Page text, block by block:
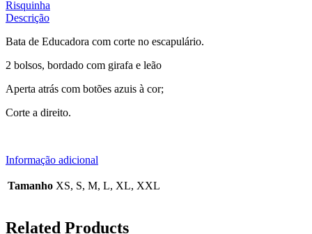
Risquinha
Descrição
Bata de Educadora com corte no escapulário.
2 bolsos, bordado com girafa e leão
Aperta atrás com botões azuis à cor;
Corte a direito.
Informação adicional
Tamanho XS, S, M, L, XL, XXL
Related Products